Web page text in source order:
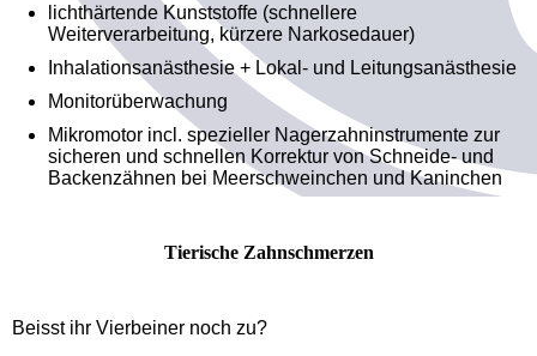
lichthärtende Kunststoffe (schnellere
Weiterverarbeitung, kürzere Narkosedauer)
Inhalationsanästhesie + Lokal- und Leitungsanästhesie
Monitorüberwachung
Mikromotor incl. spezieller Nagerzahninstrumente zur
sicheren und schnellen Korrektur von Schneide- und
Backenzähnen bei Meerschweinchen und Kaninchen
Tierische Zahnschmerzen
Beisst ihr Vierbeiner noch zu?